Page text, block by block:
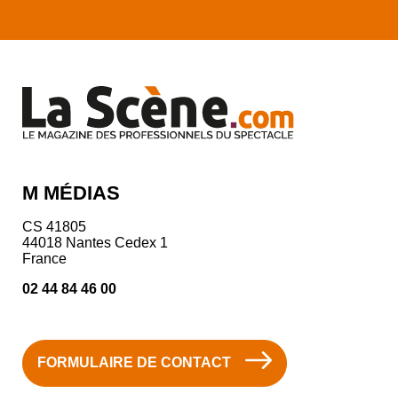
M MÉDIAS
CS 41805
44018 Nantes Cedex 1
France
02 44 84 46 00
FORMULAIRE DE CONTACT